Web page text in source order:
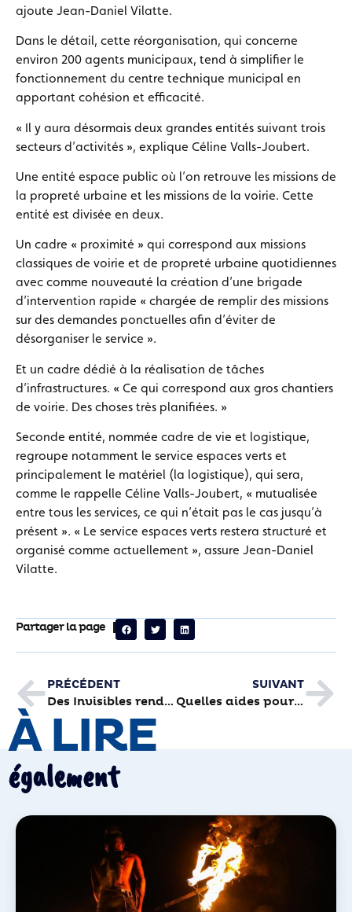
ajoute Jean-Daniel Vilatte.
Dans le détail, cette réorganisation, qui concerne
environ 200 agents municipaux, tend à simplifier le
fonctionnement du centre technique municipal en
apportant cohésion et efficacité.
« Il y aura désormais deux grandes entités suivant trois
secteurs d’activités », explique Céline Valls-Joubert.
Une entité espace public où l’on retrouve les missions de
la propreté urbaine et les missions de la voirie. Cette
entité est divisée en deux.
Un cadre « proximité » qui correspond aux missions
classiques de voirie et de propreté urbaine quotidiennes
avec comme nouveauté la création d’une brigade
d’intervention rapide « chargée de remplir des missions
sur des demandes ponctuelles afin d’éviter de
désorganiser le service ».
Et un cadre dédié à la réalisation de tâches
d’infrastructures. « Ce qui correspond aux gros chantiers
de voirie. Des choses très planifiées. »
Seconde entité, nommée cadre de vie et logistique,
regroupe notamment le service espaces verts et
principalement le matériel (la logistique), qui sera,
comme le rappelle Céline Valls-Joubert, « mutualisée
entre tous les services, ce qui n’était pas le cas jusqu’à
présent ». « Le service espaces verts restera structuré et
organisé comme actuellement », assure Jean-Daniel
Vilatte.
Partager la page
PRÉCÉDENT
Des Invisibles rendus visibles
SUIVANT
Quelles aides pour votre projet d’habitat ?
À LIRE
également